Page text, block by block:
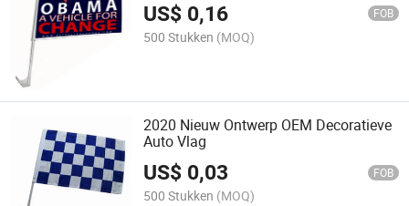
US$ 0,16 FOB
500 Stukken (MOQ)
2020 Nieuw Ontwerp OEM Decoratieve
Auto Vlag
US$ 0,03 FOB
500 Stukken (MOQ)